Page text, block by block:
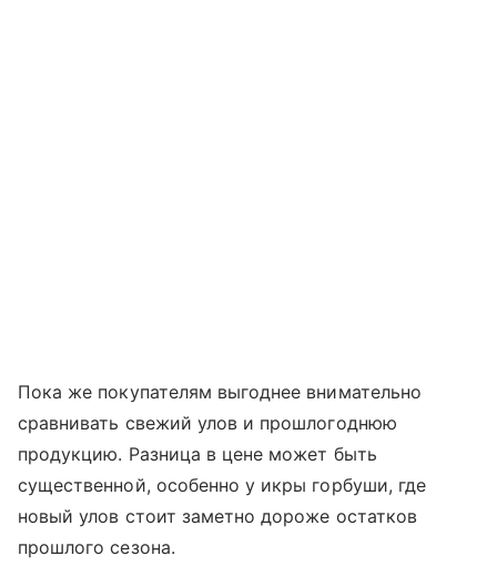
Пока же покупателям выгоднее внимательно
сравнивать свежий улов и прошлогоднюю
продукцию. Разница в цене может быть
существенной, особенно у икры горбуши, где
новый улов стоит заметно дороже остатков
прошлого сезона.